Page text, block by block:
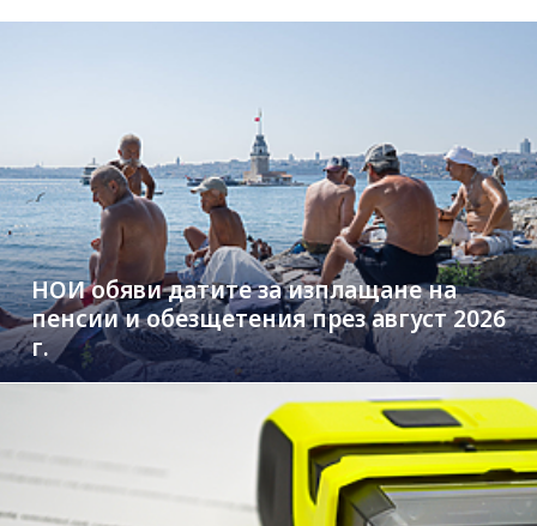
НОИ обяви датите за изплащане на
пенсии и обезщетения през август 2026
г.